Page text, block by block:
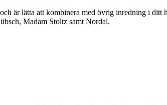
är lätta att kombinera med övrig inredning i ditt
Madam Stoltz samt Nordal.